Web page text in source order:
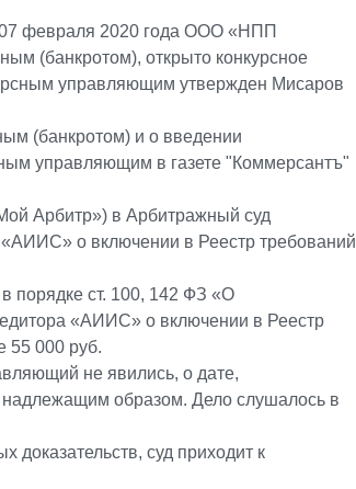
февраля 2020 года ООО «НПП
(банкротом), открыто конкурсное
управляющим утвержден Мисаров
(банкротом) и о введении
управляющим в газете "Коммерсантъ"
Арбитр») в Арбитражный суд
о включении в Реестр требований
порядке ст. 100, 142 ФЗ «О
«АИИС» о включении в Реестр
55 000 руб.
не явились, о дате,
образом. Дело слушалось в
доказательств, суд приходит к